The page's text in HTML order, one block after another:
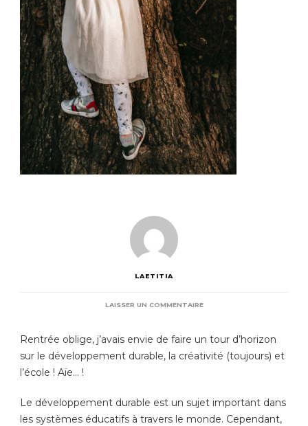
LAETITIA
LAISSER UN COMMENTAIRESUR
L’ÉCOLE
Rentrée oblige, j’avais envie de faire un tour d’horizon
sur le développement durable, la créativité (toujours) et
l’école ! Aïe… !
Le développement durable est un sujet important dans
les systèmes éducatifs à travers le monde. Cependant,